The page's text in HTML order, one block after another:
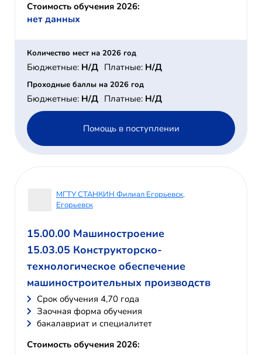
Стоимость обучения 2026:
нет данных
Количество мест на 2026 год
Бюджетные: Н/Д Платные: Н/Д
Проходные баллы на 2026 год
Бюджетные: Н/Д Платные: Н/Д
Помощь в поступлении
МГТУ СТАНКИН Филиал Егорьевск,
Егорьевск
15.00.00 Машиностроение
15.03.05 Конструкторско-
технологическое обеспечение
машиностроительных производств
Cрок обучения 4,70 года
Заочная форма обучения
бакалавриат и специалитет
Стоимость обучения 2026: